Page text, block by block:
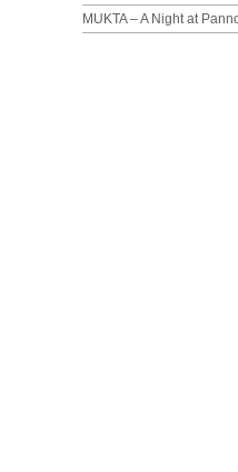
MUKTA – A Night at